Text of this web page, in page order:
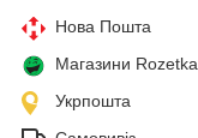
Нова Пошта
Магазини Rozetka
Укрпошта